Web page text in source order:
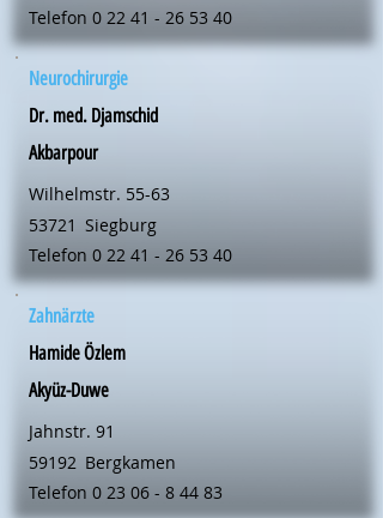
Telefon 0 22 41 - 26 53 40
Neurochirurgie
Dr. med. Djamschid
Akbarpour
Wilhelmstr. 55-63
53721 Siegburg
Telefon 0 22 41 - 26 53 40
Zahnärzte
Hamide Özlem
Akyüz-Duwe
Jahnstr. 91
59192 Bergkamen
Telefon 0 23 06 - 8 44 83